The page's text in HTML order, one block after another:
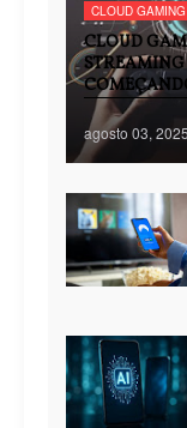
CLOUD GAMING
CLOUD
STREAMING
agosto 03, 2025